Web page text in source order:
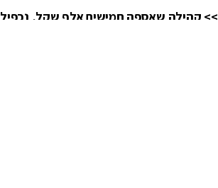
>> קהילה שאספה חמישים אלף שקל,